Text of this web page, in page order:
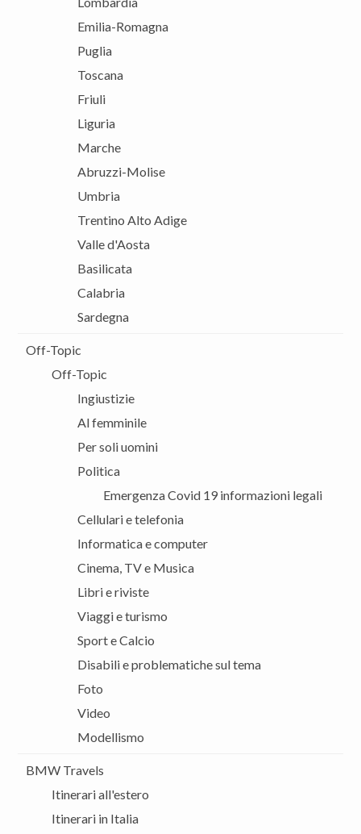
Emilia-Romagna
Puglia
Toscana
Friuli
Liguria
Marche
Abruzzi-Molise
Umbria
Trentino Alto Adige
Valle d'Aosta
Basilicata
Calabria
Sardegna
Off-Topic
Off-Topic
Ingiustizie
Al femminile
Per soli uomini
Politica
Emergenza Covid 19 informazioni legali
Cellulari e telefonia
Informatica e computer
Cinema, TV e Musica
Libri e riviste
Viaggi e turismo
Sport e Calcio
Disabili e problematiche sul tema
Foto
Video
Modellismo
BMW Travels
Itinerari all'estero
Itinerari in Italia